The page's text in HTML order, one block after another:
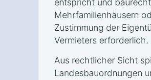
entspricht und
Mehrfamilienhäusern
Zustimmung der
Vermieters erforderlich.
Aus rechtlicher Sicht
Landesbauordnungen